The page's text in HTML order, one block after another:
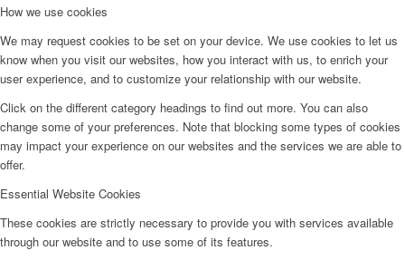
How we use cookies
We may request cookies to be set on your device. We use cookies to let us
know when you visit our websites, how you interact with us, to enrich your
user experience, and to customize your relationship with our website.
Click on the different category headings to find out more. You can also
change some of your preferences. Note that blocking some types of cookies
may impact your experience on our websites and the services we are able to
offer.
Essential Website Cookies
These cookies are strictly necessary to provide you with services available
through our website and to use some of its features.